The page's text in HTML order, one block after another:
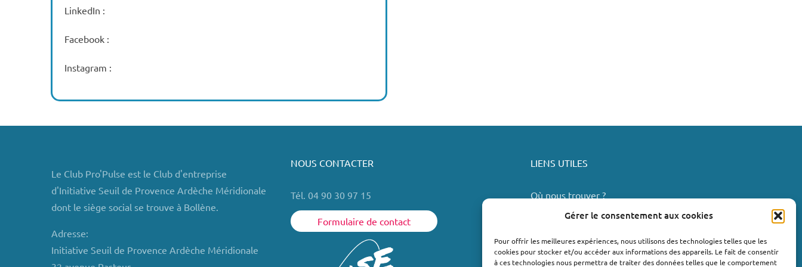
Gérer le consentement aux cookies
Pour offrir les meilleures expériences, nous utilisons des technologies telles que les
cookies pour stocker et/ou accéder aux informations des appareils. Le fait de consentir
à ces technologies nous permettra de traiter des données telles que le comportement
LinkedIn :
Facebook :
Instagram :
Le Club Pro'Pulse est le Club d'entreprise
d'Initiative Seuil de Provence Ardèche Méridionale
dont le siège social se trouve à Bollène.
Adresse:
Initiative Seuil de Provence Ardèche Méridionale
NOUS CONTACTER
Tél. 04 90 30 97 15
Formulaire de contact
LIENS UTILES
Où nous trouver ?
Valréas
Le Teil